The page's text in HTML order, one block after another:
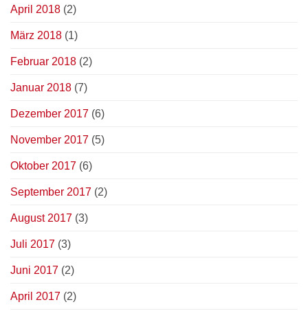
April 2018 (2)
März 2018 (1)
Februar 2018 (2)
Januar 2018 (7)
Dezember 2017 (6)
November 2017 (5)
Oktober 2017 (6)
September 2017 (2)
August 2017 (3)
Juli 2017 (3)
Juni 2017 (2)
April 2017 (2)